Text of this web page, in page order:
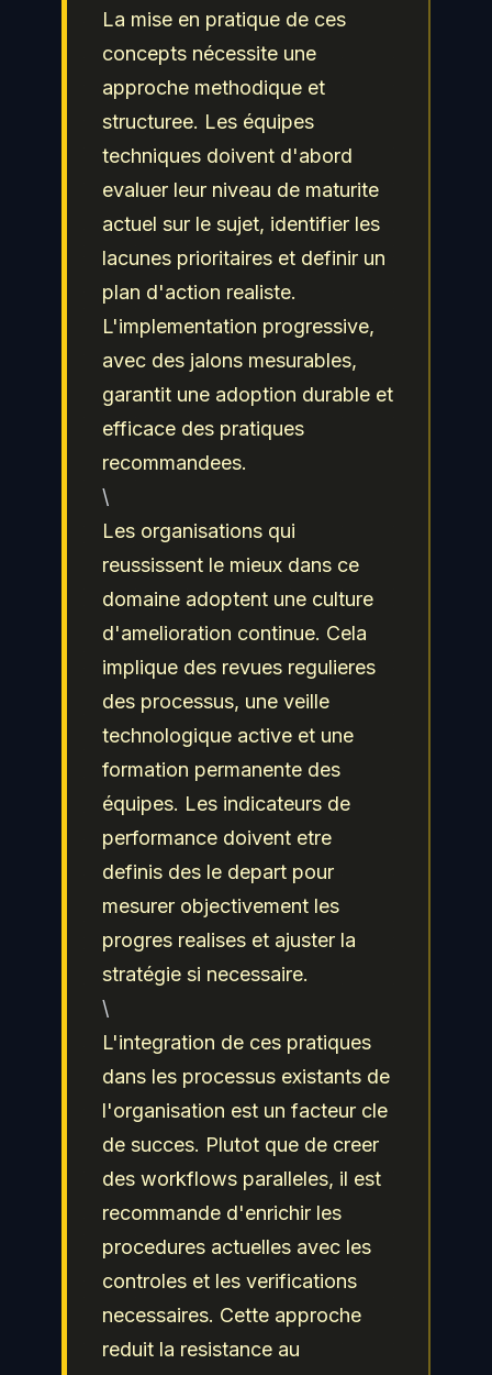
La mise en pratique de ces
concepts nécessite une
approche methodique et
structuree. Les équipes
techniques doivent d'abord
evaluer leur niveau de maturite
actuel sur le sujet, identifier les
lacunes prioritaires et definir un
plan d'action realiste.
L'implementation progressive,
avec des jalons mesurables,
garantit une adoption durable et
efficace des pratiques
recommandees.
\
Les organisations qui
reussissent le mieux dans ce
domaine adoptent une culture
d'amelioration continue. Cela
implique des revues regulieres
des processus, une veille
technologique active et une
formation permanente des
équipes. Les indicateurs de
performance doivent etre
definis des le depart pour
mesurer objectivement les
progres realises et ajuster la
stratégie si necessaire.
\
L'integration de ces pratiques
dans les processus existants de
l'organisation est un facteur cle
de succes. Plutot que de creer
des workflows paralleles, il est
recommande d'enrichir les
procedures actuelles avec les
controles et les verifications
necessaires. Cette approche
reduit la resistance au